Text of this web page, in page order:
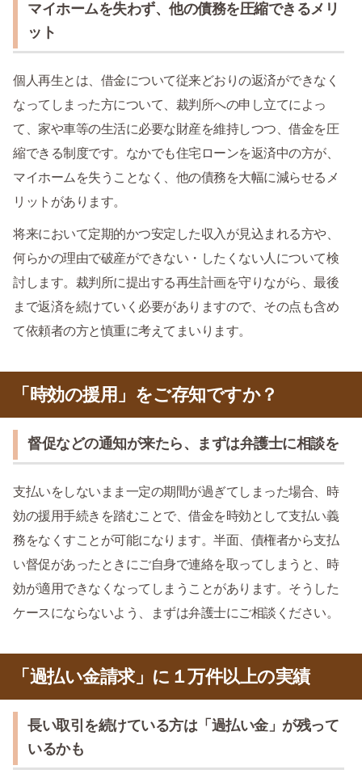
マイホームを失わず、他の債務を圧縮できるメリ
ット
個人再生とは、借金について従来どおりの返済ができなく
なってしまった方について、裁判所への申し立てによっ
て、家や車等の生活に必要な財産を維持しつつ、借金を圧
縮できる制度です。なかでも住宅ローンを返済中の方が、
マイホームを失うことなく、他の債務を大幅に減らせるメ
リットがあります。
将来において定期的かつ安定した収入が見込まれる方や、
何らかの理由で破産ができない・したくない人について検
討します。裁判所に提出する再生計画を守りながら、最後
まで返済を続けていく必要がありますので、その点も含め
て依頼者の方と慎重に考えてまいります。
「時効の援用」をご存知ですか？
督促などの通知が来たら、まずは弁護士に相談を
支払いをしないまま一定の期間が過ぎてしまった場合、時
効の援用手続きを踏むことで、借金を時効として支払い義
務をなくすことが可能になります。半面、債権者から支払
い督促があったときにご自身で連絡を取ってしまうと、時
効が適用できなくなってしまうことがあります。そうした
ケースにならないよう、まずは弁護士にご相談ください。
「過払い金請求」に１万件以上の実績
長い取引を続けている方は「過払い金」が残って
いるかも